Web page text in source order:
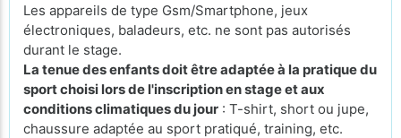
Les appareils de type Gsm/Smartphone, jeux
électroniques, baladeurs, etc. ne sont pas autorisés
durant le stage.
La tenue des enfants doit être adaptée à la pratique du
sport choisi lors de l'inscription en stage et aux
conditions climatiques du jour : T-shirt, short ou jupe,
chaussure adaptée au sport pratiqué, training, etc.